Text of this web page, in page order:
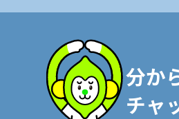
分か
チャ